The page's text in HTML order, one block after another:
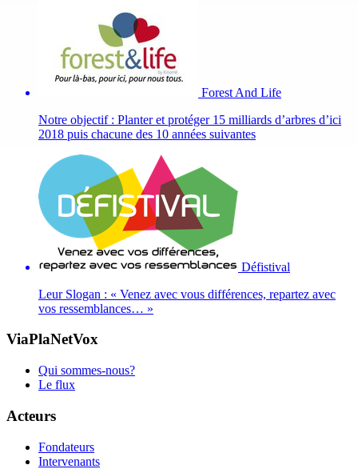
Forest And Life
Notre objectif : Planter et protéger 15 milliards d’arbres d’ici
2018 puis chacune des 10 années suivantes
Défistival
Leur Slogan : « Venez avec vous différences, repartez avec
vos ressemblances… »
ViaPlaNetVox
Qui sommes-nous?
Le flux
Acteurs
Fondateurs
Intervenants